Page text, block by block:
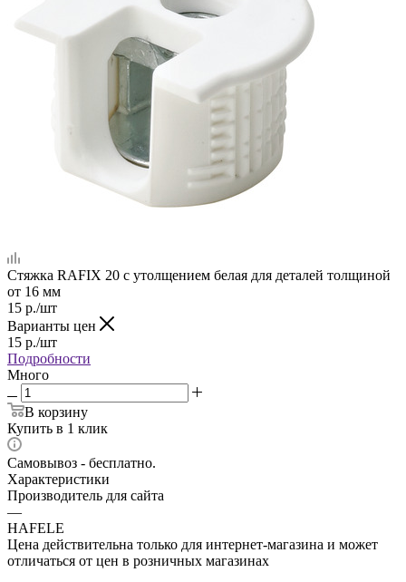
Стяжка RAFIX 20 с утолщением белая для деталей толщиной
от 16 мм
15 р./шт
Варианты цен
15 р./шт
Подробности
Много
В корзину
Купить в 1 клик
Самовывоз - бесплатно.
Характеристики
Производитель для сайта
—
HAFELE
Цена действительна только для интернет-магазина и может
отличаться от цен в розничных магазинах